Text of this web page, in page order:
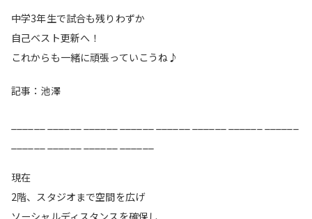
中学3年生で試合も残りわずか
自己ベスト更新へ！
これからも一緒に頑張っていこうね♪
記事：池澤
現在
2階、スタジオまで空間を広げ
ソーシャルディスタンスを確保し